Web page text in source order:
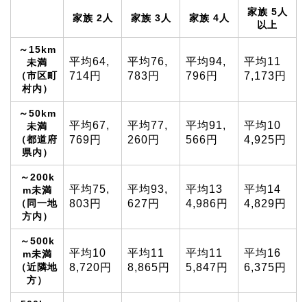
家族 2人 家族 3人 家族 4人
家族 5人
以上
～15km
未満
（市区町
村内）
平均64,
714円
平均76,
783円
平均94,
796円
平均11
7,173円
～50km
未満
（都道府
県内）
平均67,
769円
平均77,
260円
平均91,
566円
平均10
4,925円
～200k
m未満
（同一地
方内）
平均75,
803円
平均93,
627円
平均13
4,986円
平均14
4,829円
～500k
m未満
（近隣地
方）
平均10
8,720円
平均11
8,865円
平均11
5,847円
平均16
6,375円